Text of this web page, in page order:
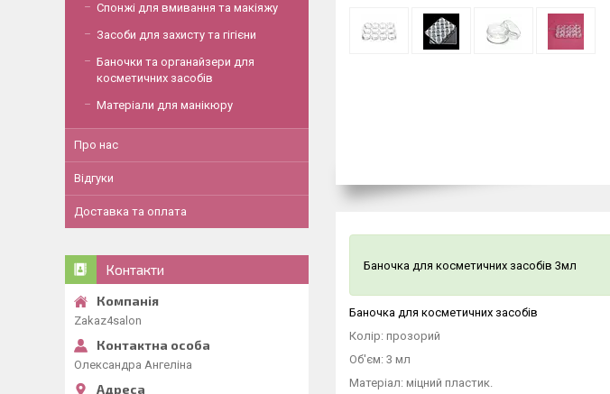
Баночка для косметичних засобів 3мл
Баночка для косметичних засобів
Колір: прозорий
Об'єм: 3 мл
Матеріал: міцний пластик.
Спонжі для вмивання та макіяжу
Засоби для захисту та гігієни
Баночки та органайзери для
косметичних засобів
Матеріали для манікюру
Про нас
Відгуки
Доставка та оплата
Контакти
Zakaz4salon
Олександра Ангеліна